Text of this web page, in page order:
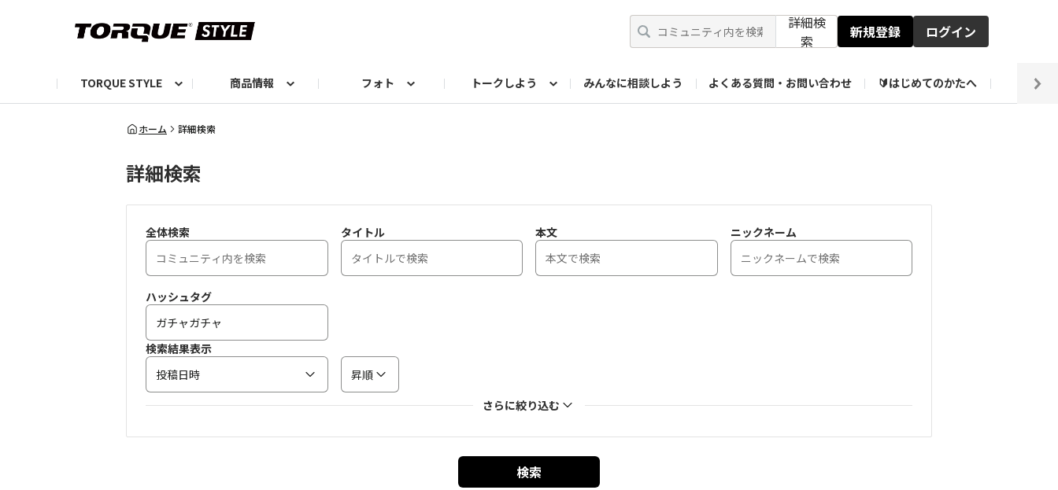
詳細検
索
新規登録 ログイン
TORQUE STYLE
お知らせ TORQUIZ【投票企画】
商品情報
TORQUEニュース
フォト
TORQUEフォト
トークしよう
自己紹介しよう
みんなに相談しよう よくある質問・お問い合わせ 🔰はじめてのかたへ 編集
編集部の日常フォト
ホーム 詳細検索
詳細検索
全体検索 タイトル 本文 ニックネーム
ハッシュタグ
検索結果表示
投稿日時
昇順
さらに絞り込む
検索